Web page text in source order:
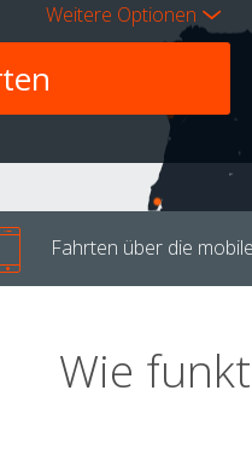
Weitere Optionen
Fahrten über die
Wie